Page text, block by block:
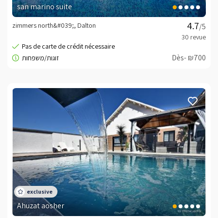
san marino suite
/5
zimmers north&#039;, Dalton
Dès- ₪700
Ahuzat aosher